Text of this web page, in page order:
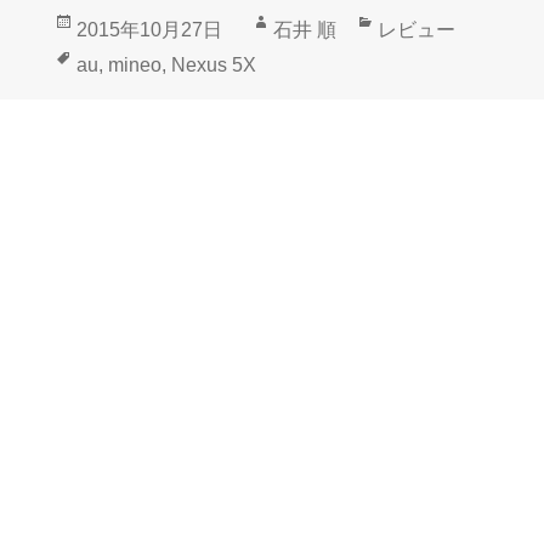
投
稿
2015年10月27日
作
石井 順
カ
レビュー
タ
au, mineo, Nexus 5X